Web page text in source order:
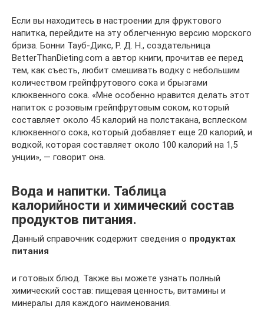
Если вы находитесь в настроении для фруктового
напитка, перейдите на эту облегченную версию морского
бриза. Бонни Тауб-Дикс, Р. Д. Н., создательница
BetterThanDieting.com а автор книги, прочитав ее перед
тем, как съесть, любит смешивать водку с небольшим
количеством грейпфрутового сока и брызгами
клюквенного сока. «Мне особенно нравится делать этот
напиток с розовым грейпфрутовым соком, который
составляет около 45 калорий на полстакана, всплеском
клюквенного сока, который добавляет еще 20 калорий, и
водкой, которая составляет около 100 калорий на 1,5
унции», — говорит она.
Вода и напитки. Таблица
калорийности и химический состав
продуктов питания.
Данный справочник содержит сведения о продуктах
питания
и готовых блюд. Также вы можете узнать полный
химический состав: пищевая ценность, витамины и
минералы для каждого наименования.